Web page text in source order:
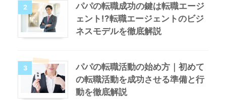
2
パパの転職成功の鍵は転職エージ
ェント!?転職エージェントのビジ
ネスモデルを徹底解説
3
パパの転職活動の始め方｜初めて
の転職活動を成功させる準備と行
動を徹底解説